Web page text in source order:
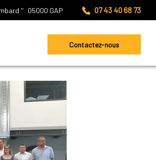
Contactez-nous
'' 05000 GAP 07 43 40 68 73